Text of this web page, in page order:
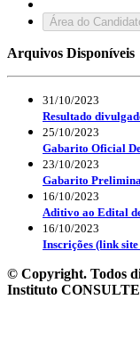
Área do
Arquivos Disponíveis
31/10/2023
Resultado
25/10/2023
Gabarito Oficial
23/10/2023
Gabarito
16/10/2023
Aditivo ao Edital
16/10/2023
Inscrições (link
© Copyright. Todos
Instituto